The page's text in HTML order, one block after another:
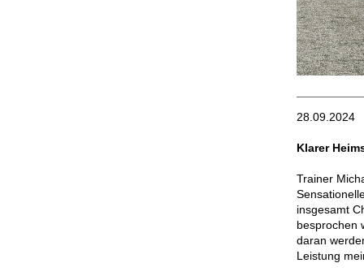
28.09.2024
Klarer
Trainer
insgesamt
besprochen
daran
Leistung